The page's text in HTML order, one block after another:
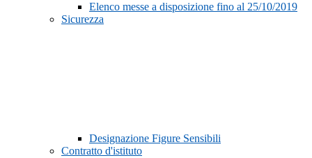
Elenco messe a disposizione fino al 25/10/2019
Sicurezza
Designazione Figure Sensibili
Contratto d'istituto